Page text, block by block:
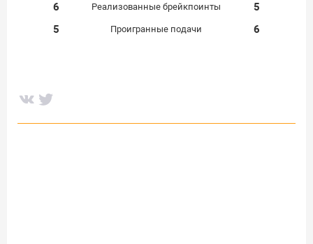
6
Реализованные брейкпоинты
5
5
Проигранные подачи 6